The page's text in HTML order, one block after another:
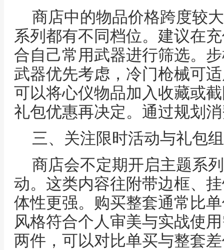
商店中的物品价格跨度较
系列都有不同档位。建议在
合自己常用武器进行筛选。
武器优先考虑，冷门枪械可
可以将心仪物品加入收藏或
礼包优惠再决定。通过规划
三、关注限时活动与礼包
商店会不定期开启主题系
动。这类内容往附带边框、
体性更强。购买整套通常比
风格符合个人审美与实战使
两件，可以对比单买与整套